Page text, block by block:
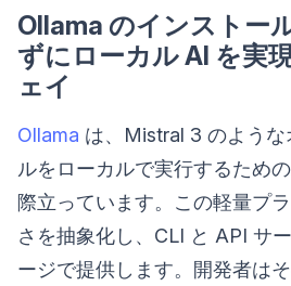
Ollama のインストー
ずにローカル AI を実
ェイ
Ollama は、Mistral 3 のよう
ルをローカルで実行するため
際立っています。この軽量プ
さを抽象化し、CLI と API サ
ージで提供します。開発者は